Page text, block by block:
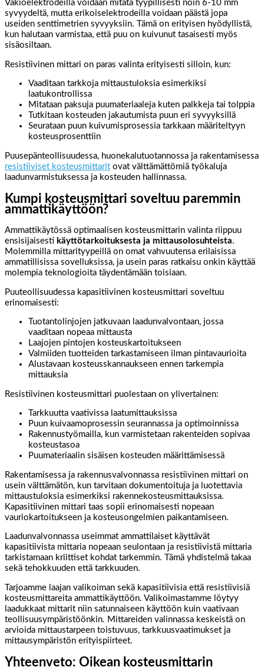
Vakioelektrodeilla voidaan mitata tyypillisesti noin 6-10 mm
syvyydeltä, mutta erikoiselektrodeilla voidaan päästä jopa
useiden senttimetrien syvyyksiin. Tämä on erityisen hyödyllistä,
kun halutaan varmistaa, että puu on kuivunut tasaisesti myös
sisäosiltaan.
Resistiivinen mittari on paras valinta erityisesti silloin, kun:
Vaaditaan tarkkoja mittaustuloksia esimerkiksi
laatukontrollissa
Mitataan paksuja puumateriaaleja kuten palkkeja tai tolppia
Tutkitaan kosteuden jakautumista puun eri syvyyksillä
Seurataan puun kuivumisprosessia tarkkaan määriteltyyn
kosteusprosenttiin
Puusepänteollisuudessa, huonekalutuotannossa ja rakentamisessa
resistiiviset kosteusmittarit ovat välttämättömiä työkaluja
laadunvarmistuksessa ja kosteuden hallinnassa.
Kumpi kosteusmittari soveltuu paremmin
ammattikäyttöön?
Ammattikäytössä optimaalisen kosteusmittarin valinta riippuu
ensisijaisesti käyttötarkoituksesta ja mittausolosuhteista.
Molemmilla mittarityypeillä on omat vahvuutensa erilaisissa
ammatillisissa sovelluksissa, ja usein paras ratkaisu onkin käyttää
molempia teknologioita täydentämään toisiaan.
Puuteollisuudessa kapasitiivinen kosteusmittari soveltuu
erinomaisesti:
Tuotantolinjojen jatkuvaan laadunvalvontaan, jossa
vaaditaan nopeaa mittausta
Laajojen pintojen kosteuskartoitukseen
Valmiiden tuotteiden tarkastamiseen ilman pintavaurioita
Alustavaan kosteusskannaukseen ennen tarkempia
mittauksia
Resistiivinen kosteusmittari puolestaan on ylivertainen:
Tarkkuutta vaativissa laatumittauksissa
Puun kuivaamoprosessin seurannassa ja optimoinnissa
Rakennustyömailla, kun varmistetaan rakenteiden sopivaa
kosteustasoa
Puumateriaalin sisäisen kosteuden määrittämisessä
Rakentamisessa ja rakennusvalvonnassa resistiivinen mittari on
usein välttämätön, kun tarvitaan dokumentoituja ja luotettavia
mittaustuloksia esimerkiksi rakennekosteusmittauksissa.
Kapasitiivinen mittari taas sopii erinomaisesti nopeaan
vauriokartoitukseen ja kosteusongelmien paikantamiseen.
Laadunvalvonnassa useimmat ammattilaiset käyttävät
kapasitiivista mittaria nopeaan seulontaan ja resistiivistä mittaria
tarkistamaan kriittiset kohdat tarkemmin. Tämä yhdistelmä takaa
sekä tehokkuuden että tarkkuuden.
Tarjoamme laajan valikoiman sekä kapasitiivisia että resistiivisiä
kosteusmittareita ammattikäyttöön. Valikoimastamme löytyy
laadukkaat mittarit niin satunnaiseen käyttöön kuin vaativaan
teollisuusympäristöönkin. Mittareiden valinnassa keskeistä on
arvioida mittaustarpeen toistuvuus, tarkkuusvaatimukset ja
mittausympäristön erityispiirteet.
Yhteenveto: Oikean kosteusmittarin